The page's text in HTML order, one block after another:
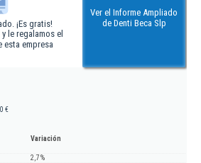
¡Es gratis!
le regalamos el
esta empresa
Ver el Informe Ampliado
de Denti Beca Slp
€
Variación
2,7 %